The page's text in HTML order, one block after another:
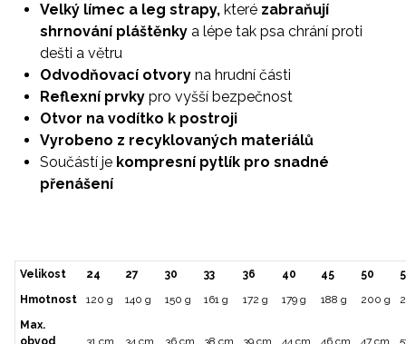
Velký límec a leg strapy, které zabraňují
shrnování pláštěnky a lépe tak psa chrání proti
dešti a větru
Odvodňovací otvory na hrudní části
Reflexní prvky pro vyšší bezpečnost
Otvor na vodítko k postroji
Vyrobeno z recyklovaných materiálů
Součástí je kompresní pytlík pro snadné
přenášení
Velikost 24 27 30 33 36 40 45 50
Hmotnost
120 g 140 g 150 g 161 g 172 g 179 g 188 g 200 g
Max.
obvod
31 cm 34 cm 36 cm 38 cm 39 cm 44 cm 46 cm 47 cm